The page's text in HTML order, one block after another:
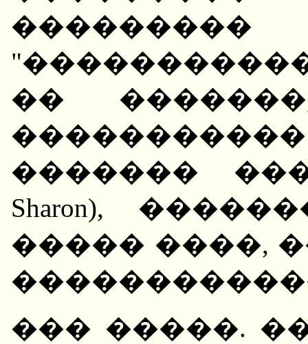
��
�������
Sharon),
����� ����,
��� �����.